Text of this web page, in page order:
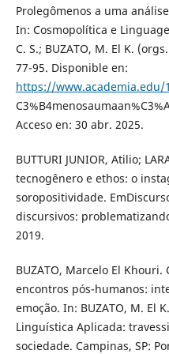
Prolegômenos a uma
In: Cosmopolítica e
C. S.; BUZATO, M. El K.
77-95. Disponible en:
https://www.academia.edu/
Acceso en: 30 abr. 2025.
BUTTURI JUNIOR, Atilio;
tecnogênero e ethos: o
soropositividade.
discursivos:
2019.
BUZATO, Marcelo El
encontros pós-humanos:
emoção. In: BUZATO, M. El
Linguística Aplicada:
sociedade. Campinas, SP: